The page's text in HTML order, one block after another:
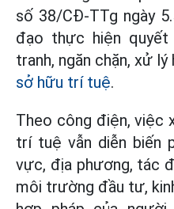
số 38/CĐ-TTg ngày
đạo thực hiện
tranh, ngăn chặn, xử
sở hữu trí tuệ.
Theo công điện, việc
trí tuệ vẫn diễn biến
vực, địa phương, tác
môi trường đầu tư,